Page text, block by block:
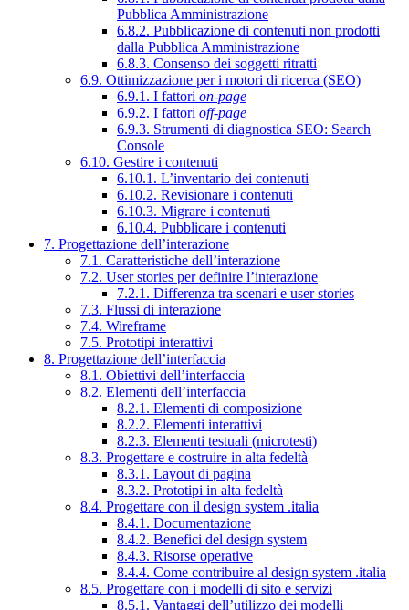
Pubblica Amministrazione
6.8.2. Pubblicazione di contenuti non prodotti
dalla Pubblica Amministrazione
6.8.3. Consenso dei soggetti ritratti
6.9. Ottimizzazione per i motori di ricerca (SEO)
6.9.1. I fattori on-page
6.9.2. I fattori off-page
6.9.3. Strumenti di diagnostica SEO: Search
Console
6.10. Gestire i contenuti
6.10.1. L’inventario dei contenuti
6.10.2. Revisionare i contenuti
6.10.3. Migrare i contenuti
6.10.4. Pubblicare i contenuti
7. Progettazione dell’interazione
7.1. Caratteristiche dell’interazione
7.2. User stories per definire l’interazione
7.2.1. Differenza tra scenari e user stories
7.3. Flussi di interazione
7.4. Wireframe
7.5. Prototipi interattivi
8. Progettazione dell’interfaccia
8.1. Obiettivi dell’interfaccia
8.2. Elementi dell’interfaccia
8.2.1. Elementi di composizione
8.2.2. Elementi interattivi
8.2.3. Elementi testuali (microtesti)
8.3. Progettare e costruire in alta fedeltà
8.3.1. Layout di pagina
8.3.2. Prototipi in alta fedeltà
8.4. Progettare con il design system .italia
8.4.1. Documentazione
8.4.2. Benefici del design system
8.4.3. Risorse operative
8.4.4. Come contribuire al design system .italia
8.5. Progettare con i modelli di sito e servizi
8.5.1. Vantaggi dell’utilizzo dei modelli